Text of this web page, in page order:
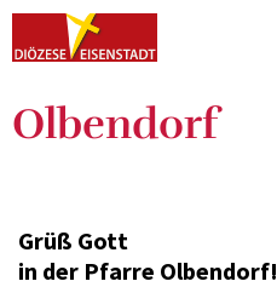
Olbendorf
Grüß Gott
in der Pfarre Olbendorf!